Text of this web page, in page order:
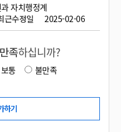
자치행정계
근수정일 2025-02-06
족하십니까?
보통
불만족